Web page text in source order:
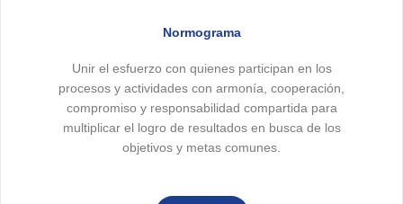
Normograma
Unir el esfuerzo con quienes participan en los
procesos y actividades con armonía, cooperación,
compromiso y responsabilidad compartida para
multiplicar el logro de resultados en busca de los
objetivos y metas comunes.​